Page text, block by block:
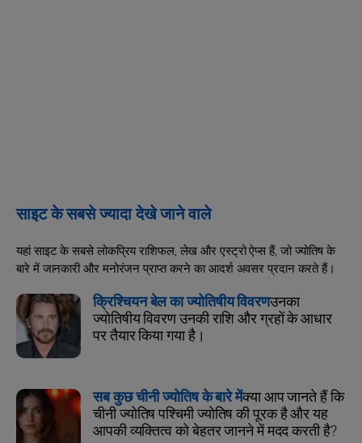
साइट के सबसे ज्यादा देखे जाने वाले
यहां साइट के सबसे लोकप्रिय राशिफल, लेख और एस्ट्रो ऐप्स हैं, जो ज्योतिष के
बारे में जानकारी और मनोरंजन प्राप्त करने का आदर्श अवसर प्रदान करते हैं।
क्रिश्चियन बेल का ज्योतिषीय विवरणउनका
ज्योतिषीय विवरण उनकी राशि और ग्रहों के आधार
पर तैयार किया गया है।
सब कुछ चीनी ज्योतिष के बारे मेंक्या आप जानते हैं कि
चीनी ज्योतिष पश्चिमी ज्योतिष की पूरक है और यह
आपकी व्यक्तित्व को बेहतर जानने में मदद करती है?